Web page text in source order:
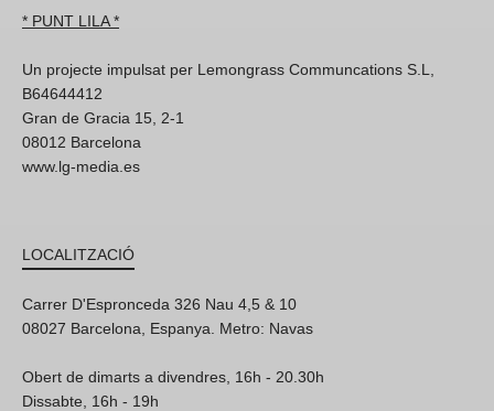
* PUNT LILA *
Un projecte impulsat per Lemongrass Communcations S.L,
B64644412
Gran de Gracia 15, 2-1
08012 Barcelona
www.lg-media.es
LOCALITZACIÓ
Carrer D'Espronceda 326 Nau 4,5 & 10
08027 Barcelona, Espanya. Metro: Navas
Obert de dimarts a divendres, 16h - 20.30h
Dissabte, 16h - 19h